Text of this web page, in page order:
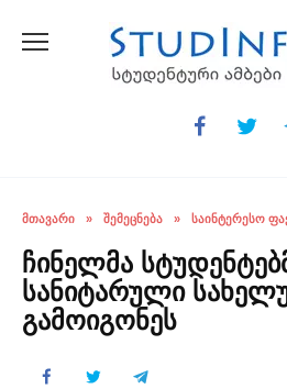
ᲛᲗᲐᲕᲐᲠᲘ » ᲨᲔᲛᲔᲪᲜᲔᲑᲐ » ᲡᲐᲘᲜᲢᲔᲠᲔᲡᲝ
ჩინელმა
სანიტარული
გამოიგონეს